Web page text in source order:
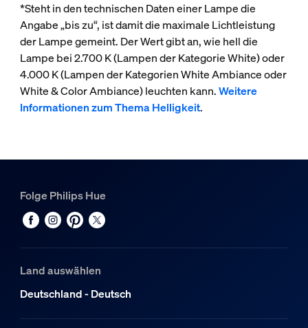
*Steht in den technischen Daten einer Lampe die
Angabe „bis zu“, ist damit die maximale Lichtleistung
der Lampe gemeint. Der Wert gibt an, wie hell die
Lampe bei 2.700 K (Lampen der Kategorie White) oder
4.000 K (Lampen der Kategorien White Ambiance oder
White & Color Ambiance) leuchten kann.Weitere
Informationen zum Thema Helligkeit.
Folge Philips Hue
Land auswählen
Deutschland - Deutsch